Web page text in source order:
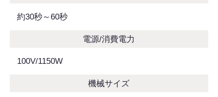
約30秒～60秒
電源/消費電力
100V/1150W
機械サイズ